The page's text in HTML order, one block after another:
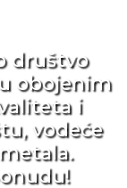
društvo
obojenim
i
vodeće